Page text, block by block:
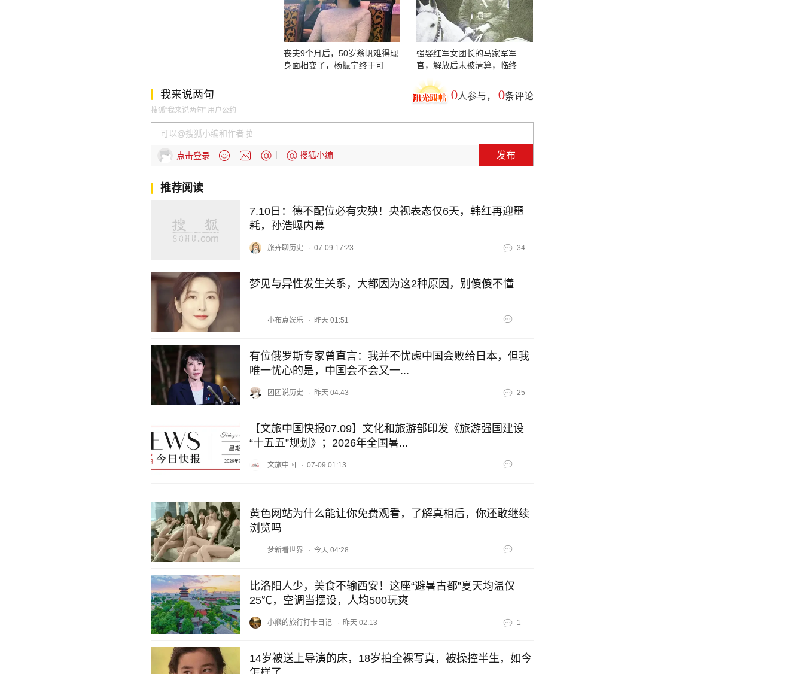
丧夫9个月后，50岁翁帆难得现
身面相变了，杨振宁终于可以
强娶红军女团长的马家军军
官，解放后未被清算，临终道
我来说两句 0人参与， 0条评论
搜狐“我来说两句” 用户公约
点击登录 搜狐小编 发布
推荐阅读
7.10日：德不配位必有灾殃！央视表态仅6天，韩红再迎噩
耗，孙浩曝内幕
旅卉聊历史 · 07-09 17:23 34
梦见与异性发生关系，大都因为这2种原因，别傻傻不懂
小布点娱乐 · 昨天 01:51
有位俄罗斯专家曾直言：我并不忧虑中国会败给日本，但我
唯一忧心的是，中国会不会又一...
团团说历史 · 昨天 04:43 25
【文旅中国快报07.09】文化和旅游部印发《旅游强国建设
“十五五”规划》；2026年全国暑...
文旅中国 · 07-09 01:13
黄色网站为什么能让你免费观看，了解真相后，你还敢继续
浏览吗
梦新看世界 · 今天 04:28
比洛阳人少，美食不输西安！这座“避暑古都”夏天均温仅
25℃，空调当摆设，人均500玩爽
小熊的旅行打卡日记 · 昨天 02:13 1
14岁被送上导演的床，18岁拍全裸写真，被操控半生，如今